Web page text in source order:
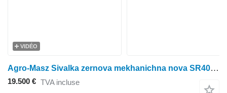
VIDÉO
Agro-Masz Sivalka zernova mekhanichna nova SR400 II Amazone
19.500 € TVA incluse